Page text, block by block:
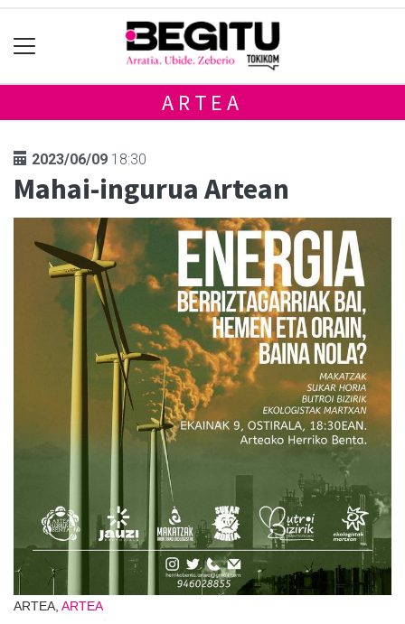
ARTEA
2023/06/09 18:30
Mahai-ingurua Artean
ARTEA, ARTEA